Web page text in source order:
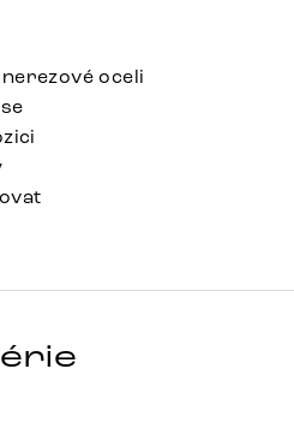
oceli